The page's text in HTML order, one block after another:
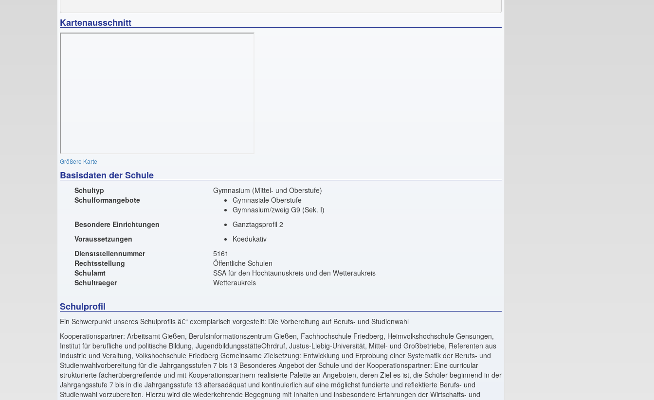
Kartenausschnitt
Größere Karte
Basisdaten der Schule
Schultyp
Gymnasium (Mittel- und Oberstufe)
Schulformangebote
Gymnasiale Oberstufe
Gymnasium/zweig G9 (Sek. I)
Besondere Einrichtungen
Ganztagsprofil 2
Voraussetzungen
Koedukativ
Dienststellennummer
5161
Rechtsstellung
Öffentliche Schulen
Schulamt
SSA für den Hochtaunuskreis und den Wetteraukreis
Schultraeger
Wetteraukreis
Schulprofil
Ein Schwerpunkt unseres Schulprofils â€“ exemplarisch vorgestellt: Die Vorbereitung auf Berufs- und Studienwahl
Kooperationspartner: Arbeitsamt Gießen, Berufsinformationszentrum Gießen, Fachhochschule Friedberg, Heimvolkshochschule Gensungen,
Institut für berufliche und politische Bildung, JugendbildungsstätteOhrdruf, Justus-Liebig-Universität, Mittel- und Großbetriebe, Referenten aus
Industrie und Veraltung, Volkshochschule Friedberg Gemeinsame Zielsetzung: Entwicklung und Erprobung einer Systematik der Berufs- und
Studienwahlvorbereitung für die Jahrgangsstufen 7 bis 13 Besonderes Angebot der Schule und der Kooperationspartner: Eine curricular
strukturierte fächerübergreifende und mit Kooperationspartnern realisierte Palette an Angeboten, deren Ziel es ist, die Schüler beginnend in der
Jahrgangsstufe 7 bis in die Jahrgangsstufe 13 altersadäquat und kontinuierlich auf eine möglichst fundierte und reflektierte Berufs- und
Studienwahl vorzubereiten. Hierzu wird die wiederkehrende Begegnung mit Inhalten und insbesondere Erfahrungen der Wirtschafts- und